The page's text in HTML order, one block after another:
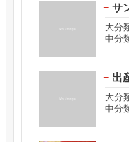
サ
大分
中分
出
大分
中分